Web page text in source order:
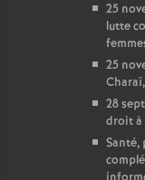
25
lutte
25
28
droit à
Santé,